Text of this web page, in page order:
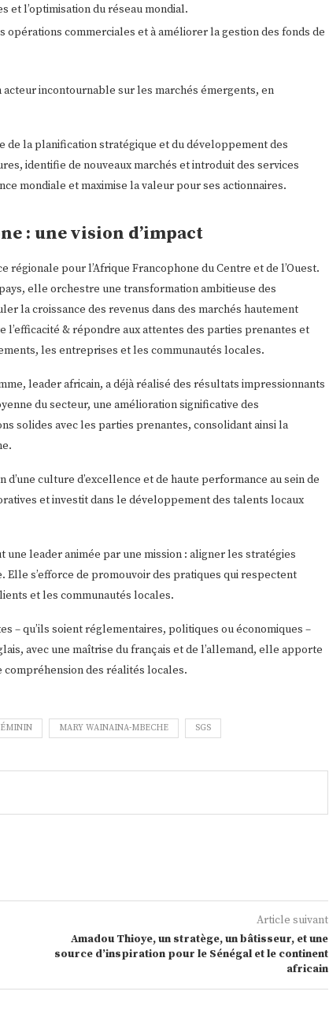
et l’optimisation du réseau mondial.
opérations commerciales et à améliorer la gestion des fonds de
incontournable sur les marchés émergents, en
de la planification stratégique et du développement des
identifie de nouveaux marchés et introduit des services
mondiale et maximise la valeur pour ses actionnaires.
: une vision d’impact
pour l’Afrique Francophone du Centre et de l’Ouest.
elle orchestre une transformation ambitieuse des
la croissance des revenus dans des marchés hautement
& répondre aux attentes des parties prenantes et
les entreprises et les communautés locales.
leader africain, a déjà réalisé des résultats impressionnants
du secteur, une amélioration significative des
solides avec les parties prenantes, consolidant ainsi la
culture d’excellence et de haute performance au sein de
et investit dans le développement des talents locaux
une leader animée par une mission : aligner les stratégies
s’efforce de promouvoir des pratiques qui respectent
et les communautés locales.
– qu’ils soient réglementaires, politiques ou économiques –
avec une maîtrise du français et de l’allemand, elle apporte
des réalités locales.
MARY WAINAINA-MBECHE SGS
Article suivant
Amadou Thioye, un stratège, un bâtisseur, et une
source d’inspiration pour le Sénégal et le continent
africain